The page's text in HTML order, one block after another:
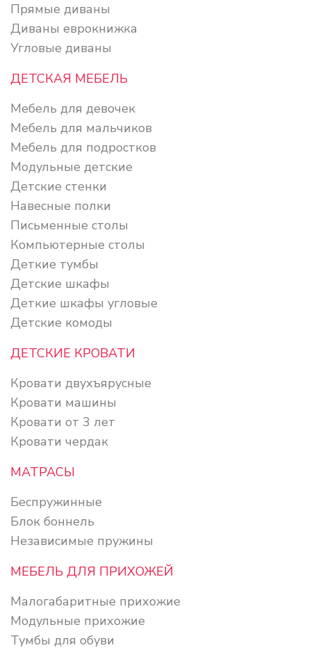
Прямые диваны
Диваны еврокнижка
Угловые диваны
ДЕТСКАЯ МЕБЕЛЬ
Мебель для девочек
Мебель для мальчиков
Мебель для подростков
Модульные детские
Детские стенки
Навесные полки
Письменные столы
Компьютерные столы
Деткие тумбы
Детские шкафы
Деткие шкафы угловые
Детские комоды
ДЕТСКИЕ КРОВАТИ
Кровати двухъярусные
Кровати машины
Кровати от 3 лет
Кровати чердак
МАТРАСЫ
Беспружинные
Блок боннель
Независимые пружины
МЕБЕЛЬ ДЛЯ ПРИХОЖЕЙ
Малогабаритные прихожие
Модульные прихожие
Тумбы для обуви